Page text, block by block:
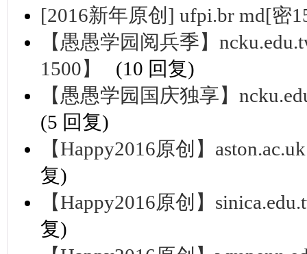
[2016新年原创] ufpi.br md[密
【愚愚学园阅兵季】
1500】
(10 回复)
【愚愚学园国庆独享】
(5 回复)
【Happy2016原创】
复)
【Happy2016原创】
复)